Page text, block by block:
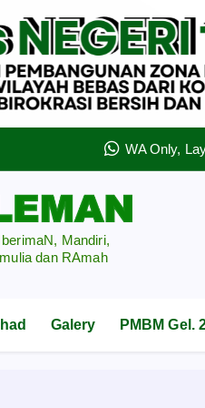
WA Only,
Mandiri,
dan RAmah
Galery PMBM Gel.